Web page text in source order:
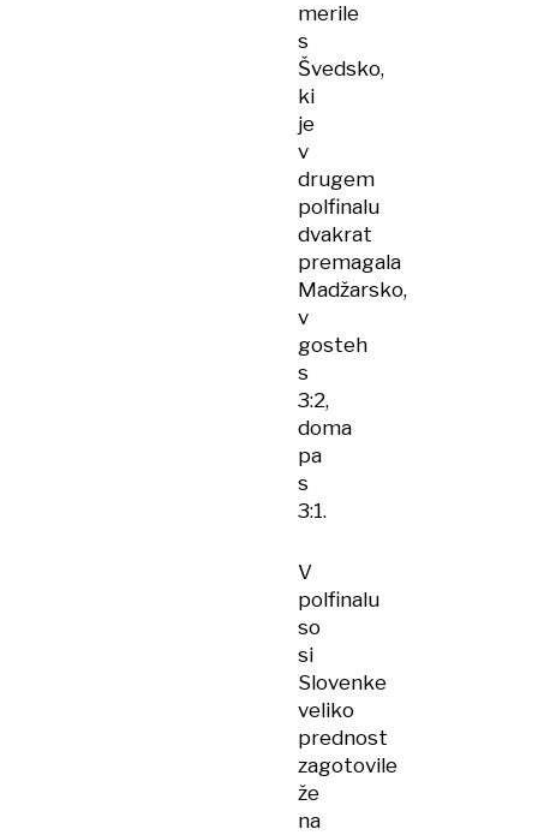
merile
s
Švedsko,
ki
je
v
drugem
polfinalu
dvakrat
premagala
Madžarsko,
v
gosteh
s
3:2,
doma
pa
s
3:1.
V
polfinalu
so
si
Slovenke
veliko
prednost
zagotovile
že
na